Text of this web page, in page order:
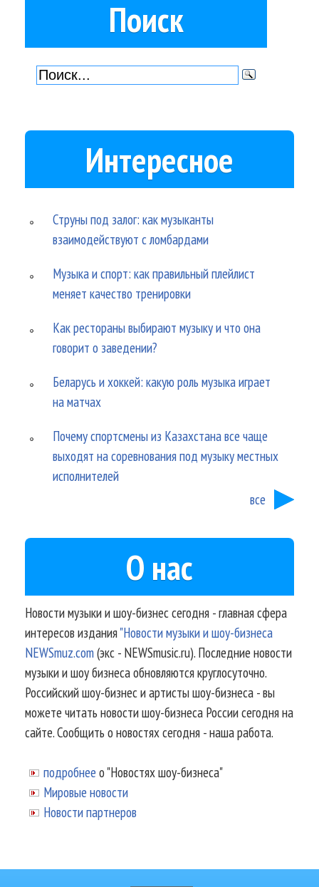
Поиск
Интересное
Струны под залог: как музыканты
взаимодействуют с ломбардами
Музыка и спорт: как правильный плейлист
меняет качество тренировки
Как рестораны выбирают музыку и что она
говорит о заведении?
Беларусь и хоккей: какую роль музыка играет
на матчах
Почему спортсмены из Казахстана все чаще
выходят на соревнования под музыку местных
исполнителей
все
О нас
Новости музыки и шоу-бизнес сегодня - главная сфера
интересов издания"Новости музыки и шоу-бизнеса
NEWSmuz.com(экс - NEWSmusic.ru). Последние новости
музыки и шоу бизнеса обновляются круглосуточно.
Российский шоу-бизнес и артисты шоу-бизнеса - вы
можете читать новости шоу-бизнеса России сегодня на
сайте. Сообщить о новостях сегодня - наша работа.
подробнее о "Новостях шоу-бизнеса"
Мировые новости
Новости партнеров